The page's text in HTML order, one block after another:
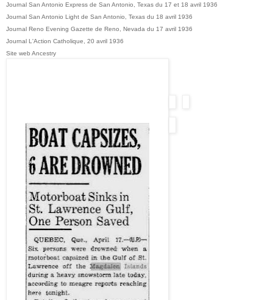
Journal San Antonio Express de San Antonio, Texas du 17 et 18 avril 1936
Journal San Antonio Light de San Antonio, Texas du 18 avril 1936
Journal Reno Evening Gazette de Reno, Nevada du 17 avril 1936
Journal L'Action Catholique, 20 avril 1936
Site web Ancestry